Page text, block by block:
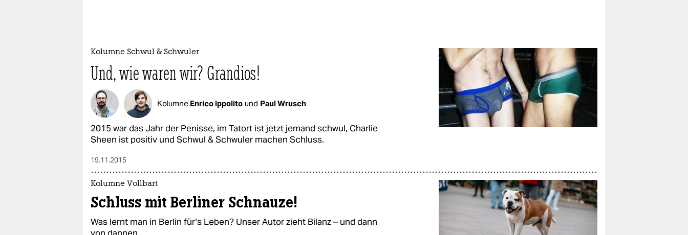
Kolumne Schwul & Schwuler
Und, wie waren wir? Grandios!
Kolumne Enrico Ippolito und Paul Wrusch
2015 war das Jahr der Penisse, im Tatort ist jetzt jemand schwul, Charlie
Sheen ist positiv und Schwul & Schwuler machen Schluss.
19.11.2015
Kolumne Vollbart
Schluss mit Berliner Schnauze!
Was lernt man in Berlin für‘s Leben? Unser Autor zieht Bilanz – und dann